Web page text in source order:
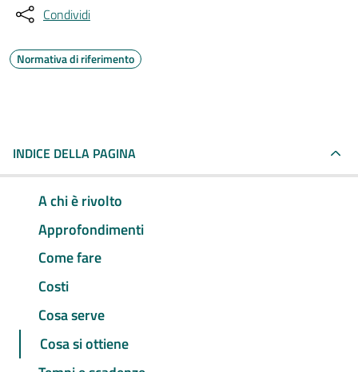
Condividi
Normativa di riferimento
INDICE DELLA PAGINA
A chi è rivolto
Approfondimenti
Come fare
Costi
Cosa serve
Cosa si ottiene